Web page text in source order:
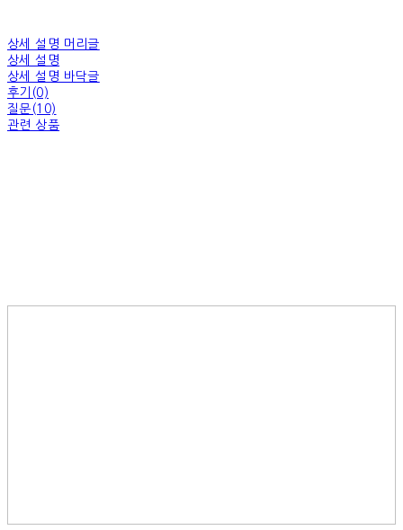
상세 설명 머리글
상세 설명
상세 설명 바닥글
후기(0)
질문(10)
관련 상품